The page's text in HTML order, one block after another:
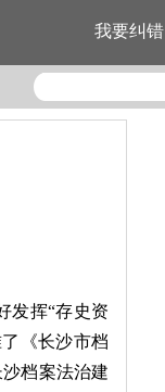
我要纠错
发挥“存史资
《长沙市档
档案法治建